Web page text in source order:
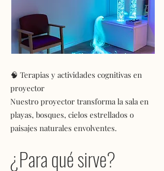
🧠 Terapias y actividades cognitivas en
proyector​
Nuestro proyector transforma la sala en
playas, bosques, cielos estrellados o
paisajes naturales envolventes.
¿Para qué sirve?